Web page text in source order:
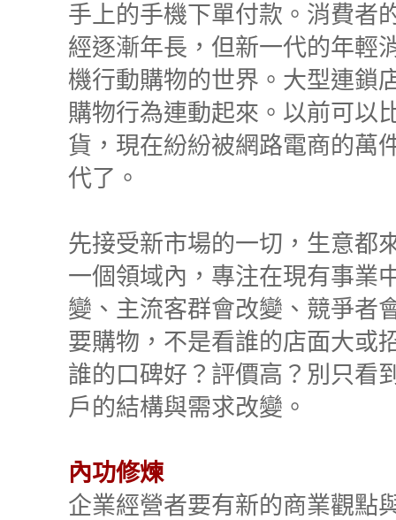
手上的手機下單付款。消費者
經逐漸年長，但新一代的年輕
機行動購物的世界。大型連鎖
購物行為連動起來。以前可以
貨，現在紛紛被網路電商的萬
代了。
先接受新市場的一切，生意都
一個領域內，專注在現有事業
變、主流客群會改變、競爭者
要購物，不是看誰的店面大或
誰的口碑好？評價高？別只看
戶的結構與需求改變。
內功修煉
企業經營者要有新的商業觀點